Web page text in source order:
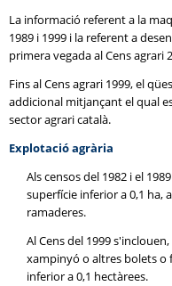
La informació referent a la
1989 i 1999 i la referent a
primera vegada al Cens agrari
Fins al Cens agrari 1999, el
addicional mitjançant el qual
sector agrari català.
Explotació agrària
Als censos del 1982 i el
superfície inferior a 0,1 ha,
ramaderes.
Al Cens del 1999
xampinyó o altres bolets o
inferior a 0,1 hectàrees.